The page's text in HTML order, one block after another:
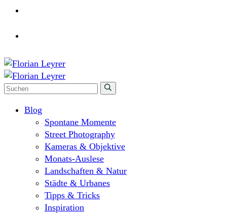
Blog
Spontane Momente
Street Photography
Kameras & Objektive
Monats-Auslese
Landschaften & Natur
Städte & Urbanes
Tipps & Tricks
Inspiration